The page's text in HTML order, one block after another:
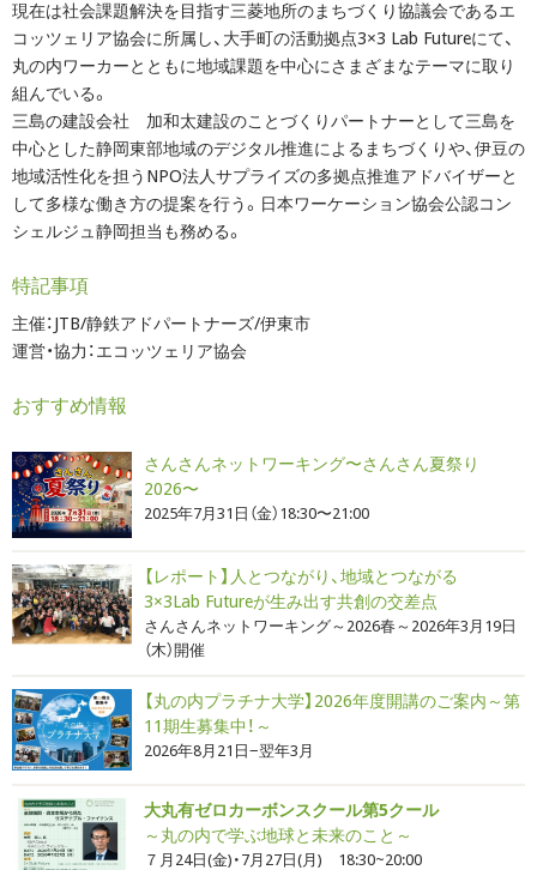
現在は社会課題解決を目指す三菱地所のまちづくり協議会であるエ
コッツェリア協会に所属し、大手町の活動拠点3×3 Lab Futureにて、
丸の内ワーカーとともに地域課題を中心にさまざまなテーマに取り
組んでいる。
三島の建設会社 加和太建設のことづくりパートナーとして三島を
中心とした静岡東部地域のデジタル推進によるまちづくりや、伊豆の
地域活性化を担うNPO法人サプライズの多拠点推進アドバイザーと
して多様な働き方の提案を行う。日本ワーケーション協会公認コン
シェルジュ静岡担当も務める。
特記事項
主催：JTB/静鉄アドパートナーズ/伊東市
運営・協力：エコッツェリア協会
おすすめ情報
さんさんネットワーキング〜さんさん夏祭り
2026〜
2025年7月31日（金）18:30〜21:00
【レポート】人とつながり、地域とつながる
3×3Lab Futureが生み出す共創の交差点
さんさんネットワーキング～2026春～2026年3月19日
（木）開催
【丸の内プラチナ大学】2026年度開講のご案内～第
11期生募集中！～
2026年8月21日−翌年3月
大丸有ゼロカーボンスクール第5クール
～丸の内で学ぶ地球と未来のこと～
７月24日(金)・7月27日(月) 18:30~20:00